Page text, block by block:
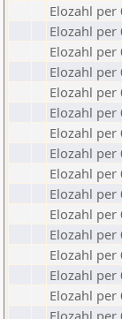
Elozahl per
Elozahl per
Elozahl per
Elozahl per
Elozahl per
Elozahl per
Elozahl per
Elozahl per
Elozahl per
Elozahl per
Elozahl per
Elozahl per
Elozahl per
Elozahl per
Elozahl per
Elozahl per